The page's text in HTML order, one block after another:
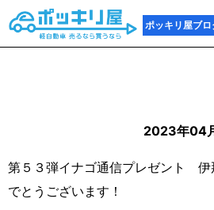
ポッキリ屋ブロ
2023年04
第５３弾イナゴ通信プレゼント
でとうございます！